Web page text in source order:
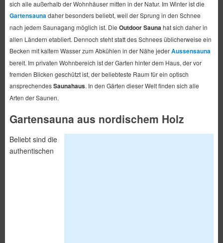
sich alle außerhalb der Wohnhäuser mitten in der Natur. Im Winter ist die
Gartensauna daher besonders beliebt, weil der Sprung in den Schnee
nach jedem Saunagang möglich ist. Die Outdoor Sauna hat sich daher in
allen Ländern etabliert. Dennoch steht statt des Schnees üblicherweise ein
Becken mit kaltem Wasser zum Abkühlen in der Nähe jederAussensauna
bereit. Im privaten Wohnbereich ist der Garten hinter dem Haus, der vor
fremden Blicken geschützt ist, der beliebteste Raum für ein optisch
ansprechendesSaunahaus. In den Gärten dieser Welt finden sich alle
Arten der Saunen.
Gartensauna aus nordischem Holz
Beliebt sind die
authentischen